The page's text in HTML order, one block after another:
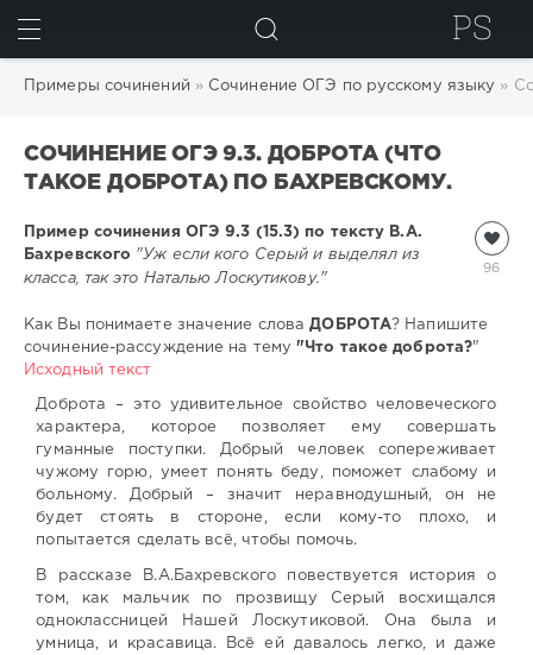
ИСКАТЬ
Примеры сочинений » Сочинение ОГЭ по русскому языку »
СОЧИНЕНИЕ ОГЭ 9.3. ДОБРОТА (ЧТО
ТАКОЕ ДОБРОТА) ПО БАХРЕВСКОМУ.
96
Пример сочинения ОГЭ 9.3 (15.3) по тексту В.А.
Бахревского "Уж если кого Серый и выделял из
класса, так это Наталью Лоскутикову."
Как Вы понимаете значение словаДОБРОТА? Напишите
сочинение-рассуждение на тему"Что такое доброта?"
Исходный текст
Доброта – это удивительное свойство человеческого
характера, которое позволяет ему совершать
гуманные поступки. Добрый человек сопереживает
чужому горю, умеет понять беду, поможет слабому и
больному. Добрый – значит неравнодушный, он не
будет стоять в стороне, если кому-то плохо, и
попытается сделать всё, чтобы помочь.
В рассказе В.А.Бахревского повествуется история о
том, как мальчик по прозвищу Серый восхищался
одноклассницей Нашей Лоскутиковой. Она была и
умница, и красавица. Всё ей давалось легко, и даже